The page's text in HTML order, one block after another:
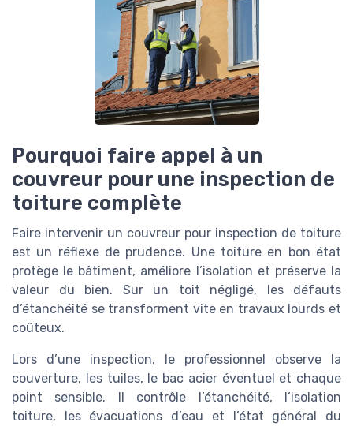
Pourquoi faire appel à un
couvreur pour une inspection de
toiture complète
Faire intervenir un couvreur pour inspection de toiture
est un réflexe de prudence. Une toiture en bon état
protège le bâtiment, améliore l’isolation et préserve la
valeur du bien. Sur un toit négligé, les défauts
d’étanchéité se transforment vite en travaux lourds et
coûteux.
Lors d’une inspection, le professionnel observe la
couverture, les tuiles, le bac acier éventuel et chaque
point sensible. Il contrôle l’étanchéité, l’isolation
toiture, les évacuations d’eau et l’état général du